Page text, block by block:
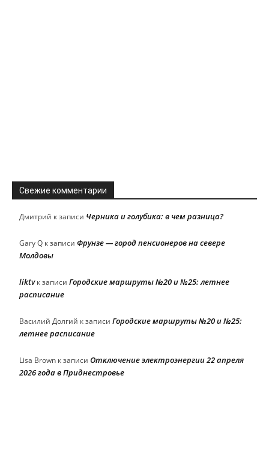
Свежие комментарии
Дмитрий к записи Черника и голубика: в чем разница?
Gary Q к записи Фрунзе — город пенсионеров на севере
Молдовы
liktvк записи Городские маршруты №20 и №25: летнее
расписание
Василий Долгий к записи Городские маршруты №20 и №25:
летнее расписание
Lisa Brown к записи Отключение электроэнергии 22 апреля
2026 года в Приднестровье